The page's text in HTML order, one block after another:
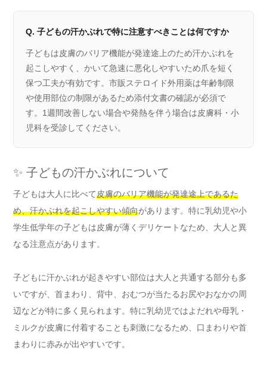
Q. 子どもの汗かぶれで特に注意すべきことは何ですか
子どもは皮膚のバリア機能が発達途上のため汗かぶれを
起こしやすく、かいて急速に悪化しやすいため爪を短く
保つ工夫が有効です。市販ステロイド外用薬は年齢制限
や使用部位の制限があるため添付文書の確認が必須で
す。1週間改善しない場合や発熱を伴う場合は皮膚科・小
児科を受診してください。
✨ 子どもの汗かぶれについて
子どもは大人に比べて皮膚のバリア機能が発達途上であるた
め、汗かぶれを起こしやすい傾向があります。特に乳幼児や小
学生低学年の子どもは皮膚が薄くデリケートなため、大人と異
なる注意点があります。
子どもに汗かぶれが起きやすい部位は大人と共通する部分も多
いですが、首まわり、背中、おむつが当たるお尻やおなかの周
辺などが特に多く見られます。特に乳幼児ではよだれや母乳・
ミルクが皮膚に付着することも刺激になるため、口まわりや首
まわりに赤みが出やすいです。